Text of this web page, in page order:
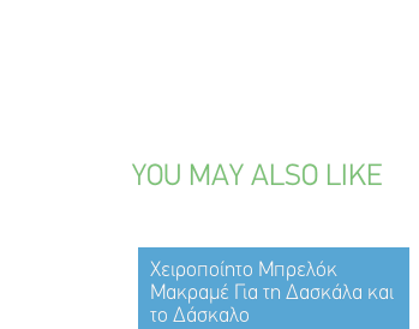
YOU MAY ALSO LIKE
Χειροποίητο Μπρελόκ
Μακραμέ Για τη Δασκάλα και
το Δάσκαλο